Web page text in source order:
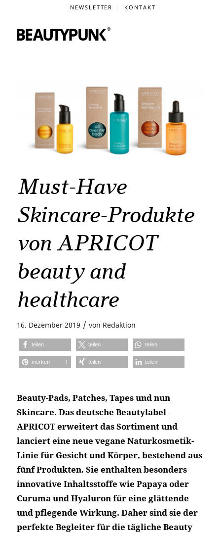
NEWSLETTER KONTAKT
Must-Have
Skincare-Produkte
von APRICOT
beauty and
healthcare
16. Dezember 2019 / von Redaktion
teilen teilen teilen
merken 1 teilen teilen
Beauty-Pads, Patches, Tapes und nun
Skincare. Das deutsche Beautylabel
APRICOT erweitert das Sortiment und
lanciert eine neue vegane Naturkosmetik-
Linie für Gesicht und Körper, bestehend aus
fünf Produkten. Sie enthalten besonders
innovative Inhaltsstoffe wie Papaya oder
Curuma und Hyaluron für eine glättende
und pflegende Wirkung. Daher sind sie der
perfekte Begleiter für die tägliche Beauty